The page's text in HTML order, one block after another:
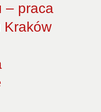
– praca
Kraków